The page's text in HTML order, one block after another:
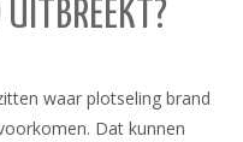
UITBREEKT?
waar plotseling brand
Dat kunnen